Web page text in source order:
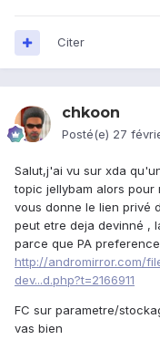
Citer
chkoon
Posté(e) 27
Salut,j'ai vu sur xda
topic jellybam alors
vous donne le lien privé
peut etre deja devinné ,
parce que PA
http://andromirror.com/
dev...d.php?t=2166911
FC sur parametre/
vas bien